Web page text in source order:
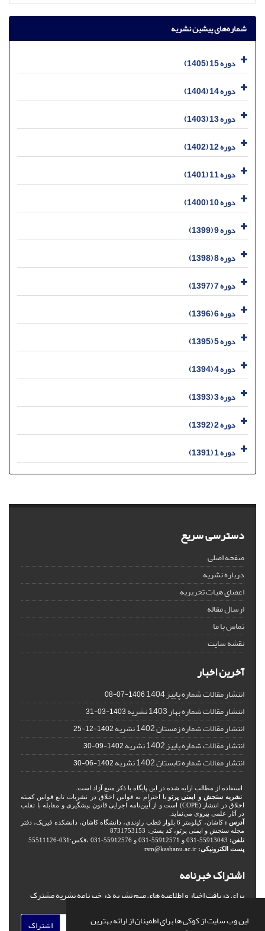
این وب سایت از کوکی ها برای اطمینان از ارائه بهترین
شماره‌های پیشین نشریه
دوره 15 (1405)
دوره 14 (1404)
دوره 13 (1403)
دوره 12 (1402)
دوره 11 (1401)
دوره 10 (1400)
دوره 9 (1399)
دوره 8 (1398)
دوره 7 (1397)
دوره 6 (1396)
دوره 5 (1395)
دوره 4 (1394)
دوره 3 (1393)
دوره 2 (1392)
دوره 1 (1391)
دسترسی سریع
صفحه اصلی
درباره نشریه
اعضای هیات تحریریه
ارسال مقاله
تماس با ما
نقشه سایت
آخرین اخبار
انتشار مقالات شماره پاییز 1404 1406-07-08
انتشار مقالات شماره بهار 1403 نشریه 1403-03-31
انتشار مقالات شماره زمستان 1402 نشریه 1402-12-25
انتشار مقالات شماره پاییز 1402 نشریه 1402-09-30
انتشار مقالات شماره تابستان 1402 نشریه 1402-06-30
استفاده از مطالب ارایه شده در این پایگاه با ذکر منبع آزاد است.
نشریه سنجش و ایمنی پرتو با احترام به قوانین اخلاق در نشریات تابع قوانین کمیته
اخلاق در انتشار (COPE) است و از آیین‌نامه اجرایی قانون پیشگیری و مقابله با تقلب
در آثار علمی پیروی می‌نماید.
آدرس :
کاشان، کیلومتر 6 بلوار قطب راوندی، دانشگاه کاشان، دانشکده فیزیک، دفتر
مجله سنجش و ایمنی پرتو، کد پستی: 8731753153
تلفن:
پست الکترونیکی: rsm@kashanu.ac.ir
اشتراک خبرنامه
برای دریافت اخبار و اطلاعیه های مهم نشریه در خبرنامه نشریه مشترک
اشتراک